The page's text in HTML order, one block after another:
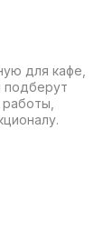
для кафе,
подберут